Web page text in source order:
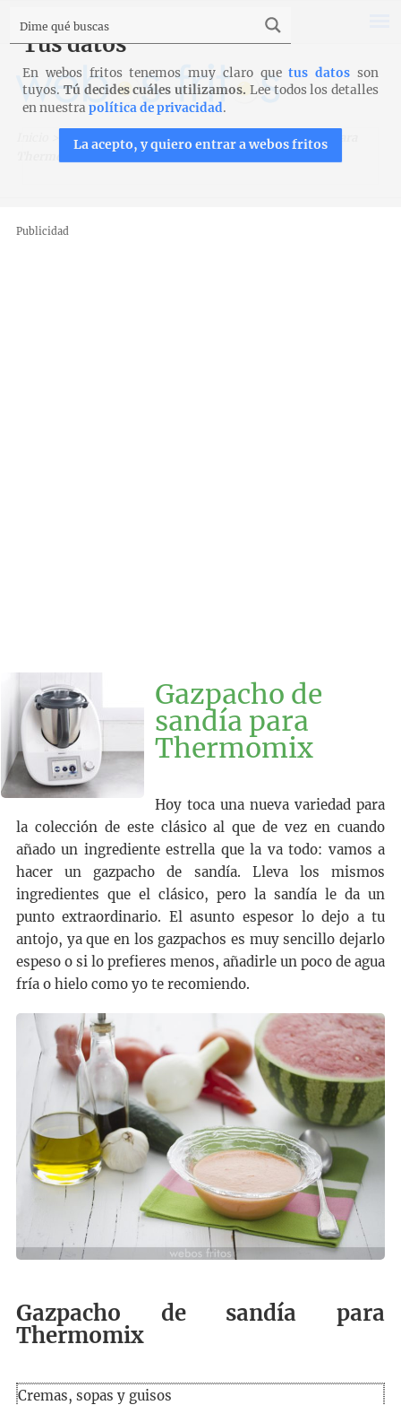
Recetas para Thermomix >
Gazpacho de sandía para
Publicidad
Gazpacho de
sandía para
Thermomix
Hoy toca una nueva variedad para
la colección de este clásico al que de vez en cuando
añado un ingrediente estrella que la va todo: vamos a
hacer un gazpacho de sandía. Lleva los mismos
ingredientes que el clásico, pero la sandía le da un
punto extraordinario. El asunto espesor lo dejo a tu
antojo, ya que en los gazpachos es muy sencillo dejarlo
espeso o si lo prefieres menos, añadirle un poco de agua
fría o hielo como yo te recomiendo.
Gazpacho de sandía para
Thermomix
Cremas, sopas y guisos
Tus datos
En webos fritos tenemos muy claro quetus datos son
tuyos. Tú decides cuáles utilizamos. Lee todos los detalles
en nuestrapolítica de privacidad.
La acepto, y quiero entrar a webos fritos